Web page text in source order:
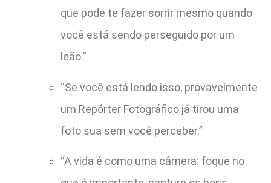
que pode te fazer sorrir mesmo quando
você está sendo perseguido por um
leão.”
“Se você está lendo isso, provavelmente
um Repórter Fotográfico já tirou uma
foto sua sem você perceber.”
“A vida é como uma câmera: foque no